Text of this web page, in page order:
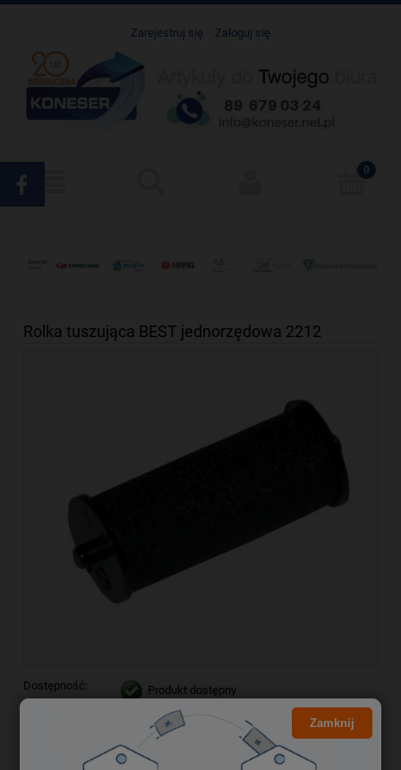
Zarejestruj się Zaloguj się
Rolka tuszująca BEST jednorzędowa 2212
Dostępność:
Produkt dostępny
Kliknij i NEGOCJUJ CENĘ
Zamknij